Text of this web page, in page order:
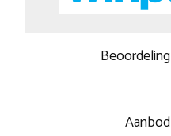
Beoordeling
Aanbod